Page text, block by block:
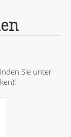
Sie unter